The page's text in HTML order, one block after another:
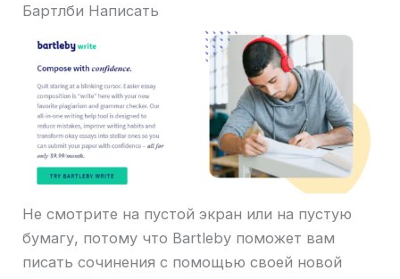
Бартлби Написать
Не смотрите на пустой экран или на пустую
бумагу, потому что Bartleby поможет вам
писать сочинения с помощью своей новой